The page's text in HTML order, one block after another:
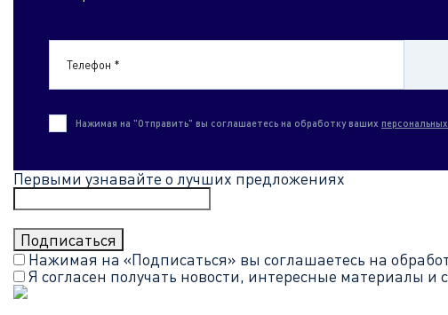
Телефон *
Нажимая на "Отправить" вы соглашаетесь на обработку ваших
Первыми узнавайте о лучших предложениях
Нажимая на «Подписаться» вы соглашаетесь на
Я согласен получать новости, интересные материалы